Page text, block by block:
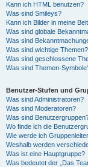
Kann ich HTML benutzen?
Was sind Smileys?
Kann ich Bilder in meine
Was sind globale
Was sind
Was sind wichtige Themen?
Was sind geschlossene
Was sind Themen-
Benutzer-Stufen und
Was sind Administratoren?
Was sind Moderatoren?
Was sind
Wo finde ich die
Wie werde ich
Weshalb werden
Was ist eine Hauptgruppe?
Was bedeutet der „Das